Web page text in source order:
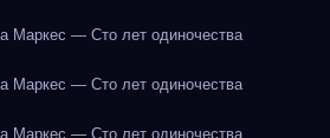
Маркес — Сто лет одиночества
Маркес — Сто лет одиночества
Маркес — Сто лет одиночества